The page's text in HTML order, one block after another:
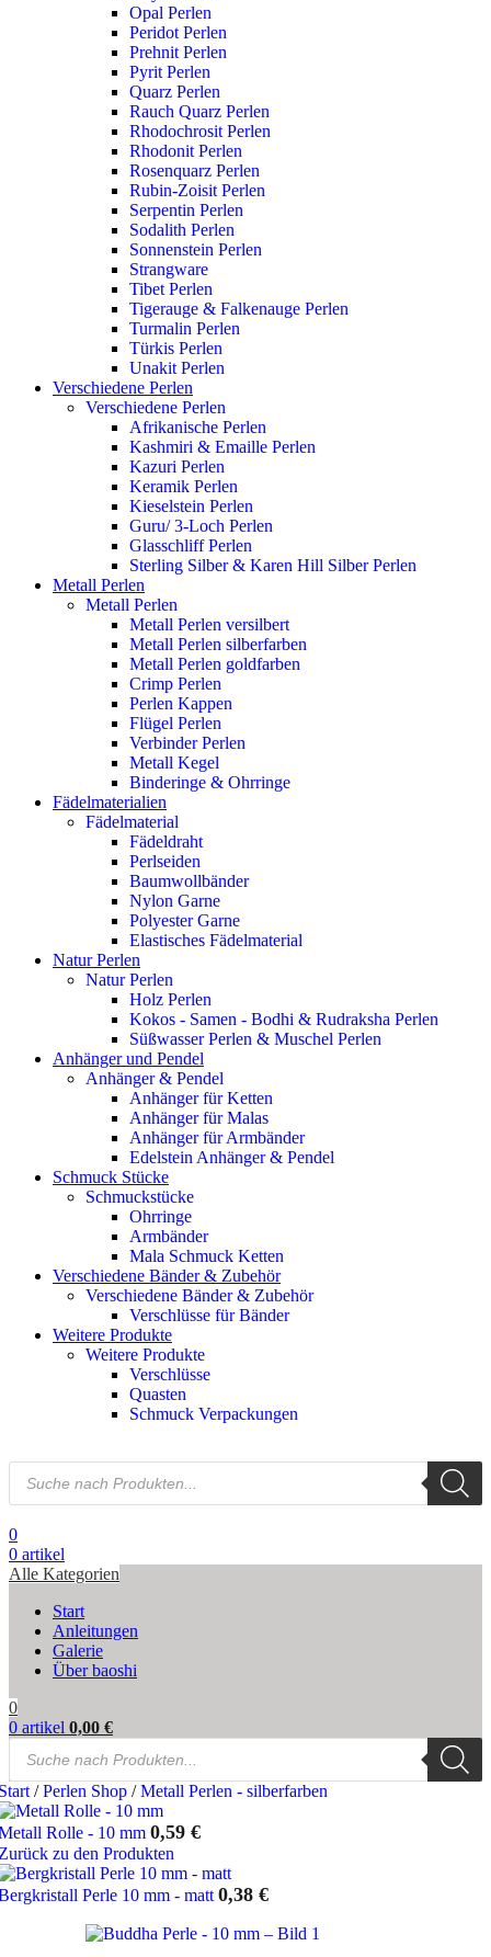
Opal Perlen
Peridot Perlen
Prehnit Perlen
Pyrit Perlen
Quarz Perlen
Rauch Quarz Perlen
Rhodochrosit Perlen
Rhodonit Perlen
Rosenquarz Perlen
Rubin-Zoisit Perlen
Serpentin Perlen
Sodalith Perlen
Sonnenstein Perlen
Strangware
Tibet Perlen
Tigerauge & Falkenauge Perlen
Turmalin Perlen
Türkis Perlen
Unakit Perlen
Verschiedene Perlen
Verschiedene Perlen
Afrikanische Perlen
Kashmiri & Emaille Perlen
Kazuri Perlen
Keramik Perlen
Kieselstein Perlen
Guru/ 3-Loch Perlen
Glasschliff Perlen
Sterling Silber & Karen Hill Silber Perlen
Metall Perlen
Metall Perlen
Metall Perlen versilbert
Metall Perlen silberfarben
Metall Perlen goldfarben
Crimp Perlen
Perlen Kappen
Flügel Perlen
Verbinder Perlen
Metall Kegel
Binderinge & Ohrringe
Fädelmaterialien
Fädelmaterial
Fädeldraht
Perlseiden
Baumwollbänder
Nylon Garne
Polyester Garne
Elastisches Fädelmaterial
Natur Perlen
Natur Perlen
Holz Perlen
Kokos - Samen - Bodhi & Rudraksha Perlen
Süßwasser Perlen & Muschel Perlen
Anhänger und Pendel
Anhänger & Pendel
Anhänger für Ketten
Anhänger für Malas
Anhänger für Armbänder
Edelstein Anhänger & Pendel
Schmuck Stücke
Schmuckstücke
Ohrringe
Armbänder
Mala Schmuck Ketten
Verschiedene Bänder & Zubehör
Verschiedene Bänder & Zubehör
Verschlüsse für Bänder
Weitere Produkte
Weitere Produkte
Verschlüsse
Quasten
Schmuck Verpackungen
Products
search
0
0 artikel
Alle Kategorien
Start
Anleitungen
Galerie
Über baoshi
0
0 artikel 0,00 €
Products
search
/ Perlen Shop / Metall Perlen - silberfarben
Rolle - 10 mm 0,59 €
zu den Produkten
Perle 10 mm - matt 0,38 €